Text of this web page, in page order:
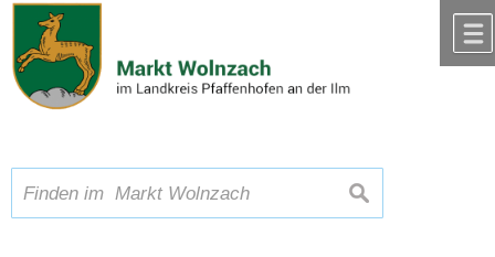
Zum Inhalt,zur Navigation
Schriftgröße A A A suchen